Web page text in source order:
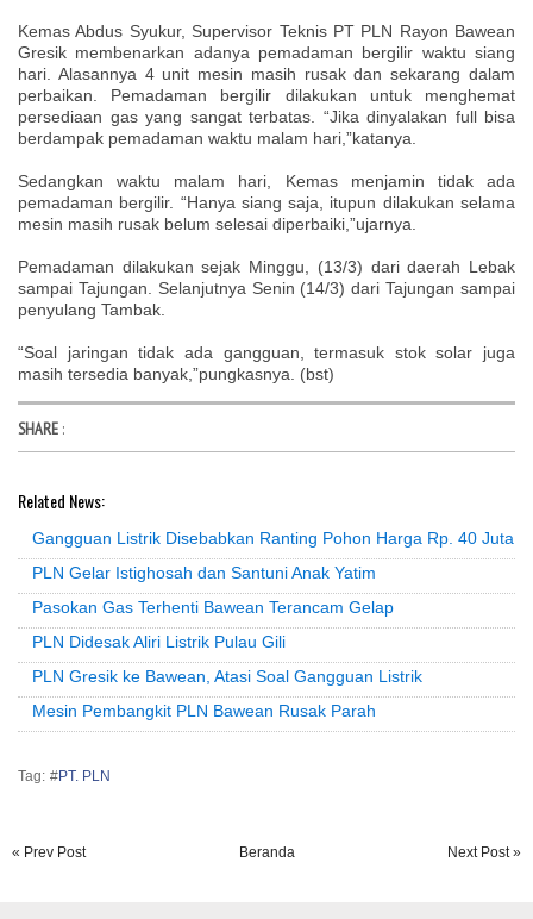
Kemas Abdus Syukur, Supervisor Teknis PT PLN Rayon Bawean
Gresik membenarkan adanya pemadaman bergilir waktu siang
hari. Alasannya 4 unit mesin masih rusak dan sekarang dalam
perbaikan. Pemadaman bergilir dilakukan untuk menghemat
persediaan gas yang sangat terbatas. “Jika dinyalakan full bisa
berdampak pemadaman waktu malam hari,”katanya.
Sedangkan waktu malam hari, Kemas menjamin tidak ada
pemadaman bergilir. “Hanya siang saja, itupun dilakukan selama
mesin masih rusak belum selesai diperbaiki,”ujarnya.
Pemadaman dilakukan sejak Minggu, (13/3) dari daerah Lebak
sampai Tajungan. Selanjutnya Senin (14/3) dari Tajungan sampai
penyulang Tambak.
“Soal jaringan tidak ada gangguan, termasuk stok solar juga
masih tersedia banyak,”pungkasnya. (bst)
SHARE :
Related News:
Gangguan Listrik Disebabkan Ranting Pohon Harga Rp. 40 Juta
PLN Gelar Istighosah dan Santuni Anak Yatim
Pasokan Gas Terhenti Bawean Terancam Gelap
PLN Didesak Aliri Listrik Pulau Gili
PLN Gresik ke Bawean, Atasi Soal Gangguan Listrik
Mesin Pembangkit PLN Bawean Rusak Parah
Tag: #PT. PLN
« Prev Post Next Post »
Beranda